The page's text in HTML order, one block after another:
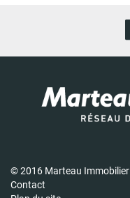
© 2016 Marteau Immobilier
Contact